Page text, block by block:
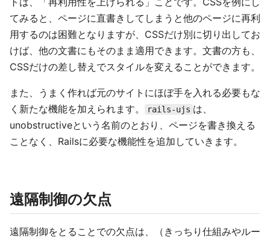
てみると、ページに直書きしてしまうと他のページに再利
用するのは困難となりますが、CSSだけ別に切り出してお
けば、他の文書にもそのまま適用できます。文書の方も、
CSSだけの差し替えでスタイルを変えることができます。
また、うまく作れば元のサイトにほぼ手を入れる必要もな
く新たな機能を加えられます。
rails-ujs は、
unobstructiveという名前のとおり、ページを書き換える
ことなく、Railsに必要な機能性を追加していきます。
遠隔制御の欠点
遠隔制御をとることでの欠点は、（きっちり仕組みやルー